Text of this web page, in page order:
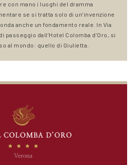
con mano i luoghi del dramma
se si tratta solo di un’invenzione
anche un fondamento reale. In Via
passeggio dall’Hotel Colomba d’Oro, si
al mondo: quello di Giulietta.